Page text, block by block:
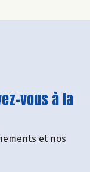
vous à la
et nos